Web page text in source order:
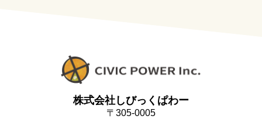
株式会社しびっくぱわー
〒305-0005